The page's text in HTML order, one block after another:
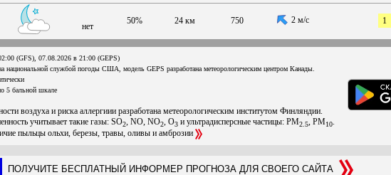
нет
50% 24 км 750 2 м/с 1
(GFS), 07.08.2026 в 21:00 (GEPS)
национальной службой погоды США, модель GEPS разработана метеорологическим центром Канады.
5 бальной шкале
воздуха и риска аллергиии разработана метеорологическим институтом Финляндии.
учитывает такие газы: SO2 , NO, NO2 , O3 и ультрадисперсные частицы: PM2.5 , PM10
пыльцы ольхи, березы, травы, оливы и амброзии
ПОЛУЧИТЕ БЕСПЛАТНЫЙ ИНФОРМЕР ПРОГНОЗА ДЛЯ СВОЕГО САЙТА